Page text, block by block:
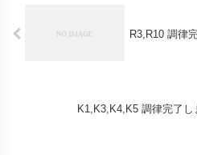
R3,R10 調律
K1,K3,K4,K5 調律完了し